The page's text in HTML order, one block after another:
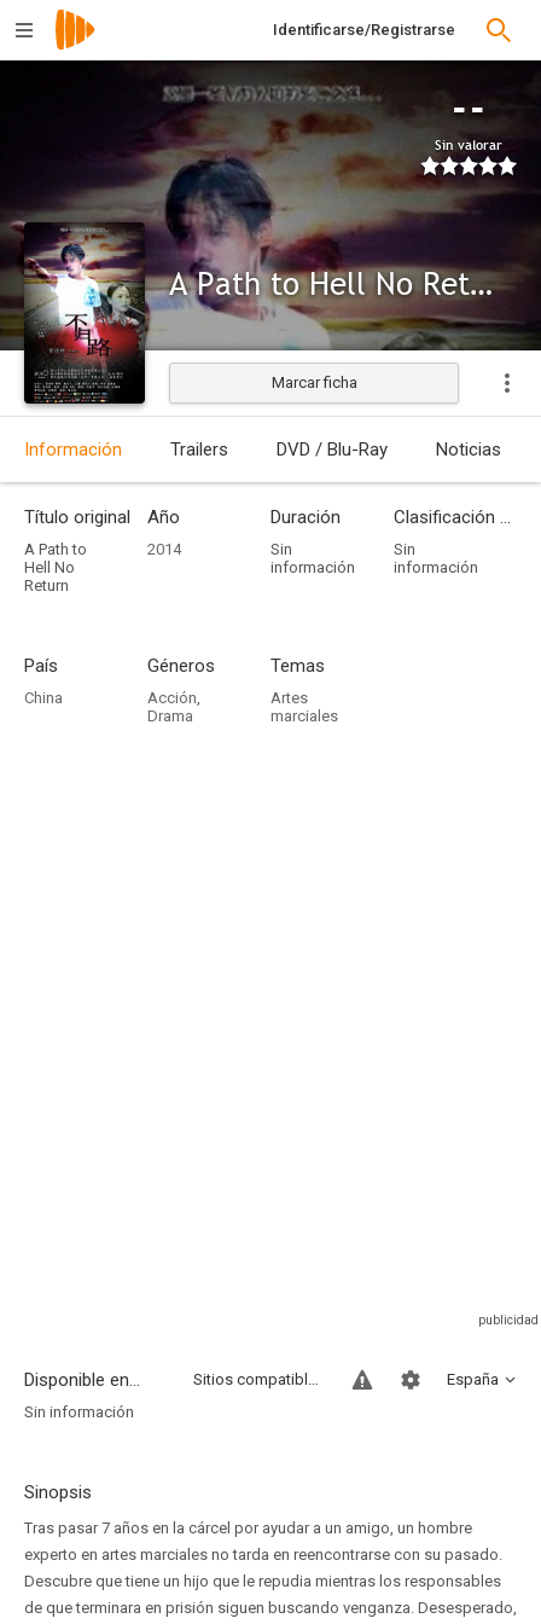
Identificarse/Registrarse
--
Sin valorar
A Path to Hell No Return
Marcar ficha
Información Trailers DVD / Blu-Ray Noticias
Título original
A Path to
Hell No
Return
Año
2014
Duración
Sin
información
Clasificación por edades
Sin
información
País
China
Géneros
Acción,
Drama
Temas
Artes
marciales
Disponible en... España
Sitios compatibles
Sin información
Sinopsis
Tras pasar 7 años en la cárcel por ayudar a un amigo, un hombre
experto en artes marciales no tarda en reencontrarse con su pasado.
Descubre que tiene un hijo que le repudia mientras los responsables
de que terminara en prisión siguen buscando venganza. Desesperado,